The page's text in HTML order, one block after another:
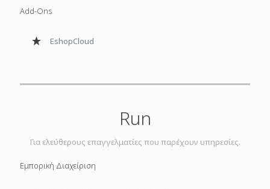
Add-Ons
ΕshopCloud
Run
Για ελεύθερους επαγγελματίες που παρέχουν υπηρεσίες.
Εμπορική Διαχείριση